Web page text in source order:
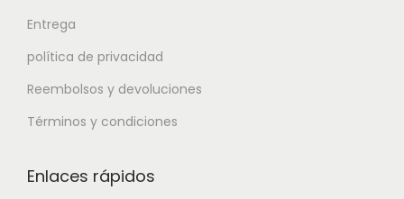
Entrega
política de privacidad
Reembolsos y devoluciones
Términos y condiciones
Enlaces rápidos